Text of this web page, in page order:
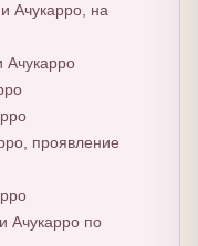
Ачукарро, на
Ачукарро
проявление
Ачукарро по